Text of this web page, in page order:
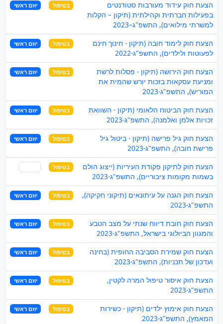
הצעת חוק עידוד מעורבות סטודנטים
בפעילות חברתית וקהילתית (תיקון – הקלות
למשרתי מילואים), התשפ"ג–2023
בטיפול יוזם ראשי
הצעת חוק לימוד חובה (תיקון - חינוך חינם
לפעוטות ולילדים), התשפ"ג-2022
בטיפול יוזם ראשי
הצעת חוק הירושה (תיקון - פסלות לרשת
ומניעת עסקאות בזכות יורש שהמית את
המוריש), התשפ"ג-2023
בטיפול יוזם ראשי
הצעת חוק הביטוח הלאומי (תיקון - השוואת
זכויות אלמן ואלמנה), התשפ"ג-2023
בטיפול יוזם ראשי
הצעת חוק גיל פרישה (תיקון - ביטול גיל
פרישת חובה), התשפ"ג-2023
בטיפול יוזם ראשי
הצעת חוק לתיקון פקודת העיריות (ייצוג הולם
בשמות מקומות ציבוריים), התשפ"ג-2023
בטיפול
הצעת חוק הגנה על עיתונאים (תיקוני חקיקה),
התשפ"ג-2023
בטיפול יוזם ראשי
הצעת חוק חובת דיווח שנתי על מצב הטבע
והמגוון הביולוגי בישראל, התשפ"ג-2023
בטיפול יוזם ראשי
הצעת חוק שמירת הסביבה החופית (בחינה
ועדכון של תכניות), התשפ"ג-2023
בטיפול יוזם ראשי
הצעת חוק איסור טיפול המרה לקטין,
התשפ"ג-2023
בטיפול יוזם ראשי
הצעת חוק אימוץ ילדים (תיקון - כשירות
המאמץ), התשפ"ג-2023
בטיפול יוזם ראשי